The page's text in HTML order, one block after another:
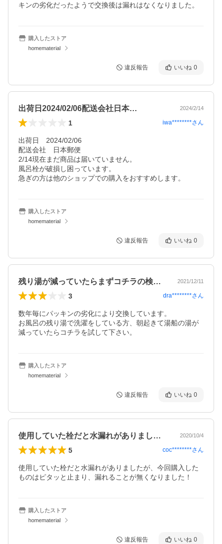
キンの劣化だったようで交換後は漏れはなくなりました。
購入したストア
homematerial
違反報告 いいね 0
出荷日2024/02/06配送会社日本… 2024/2/14
1 iwa********さん
出荷日　2024/02/06
配送会社　日本郵便
2/14現在まだ商品は届いていません。
風呂栓が破損し困っています。
急ぎの方は他のショップでの購入をおすすめします。
購入したストア
homematerial
違反報告 いいね 0
残り湯が減っていたらまずコチラの検討を。 2021/12/11
3 dra********さん
数年毎にパッキンの劣化により交換しています。
お風呂の残り湯で洗濯をしている方、朝起きて湯船の湯が
減っていたらコチラを試して下さい。
購入したストア
homematerial
違反報告 いいね 0
使用していた栓だと水漏れがありましたが… 2020/10/4
5 coc********さん
使用していた栓だと水漏れがありましたが、今回購入した
ものはピタッと止まり、漏れることが無くなりました！
購入したストア
homematerial
違反報告 いいね 0